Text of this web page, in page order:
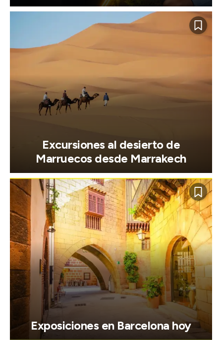
Excursiones al desierto de
Marruecos desde Marrakech
Exposiciones en Barcelona hoy